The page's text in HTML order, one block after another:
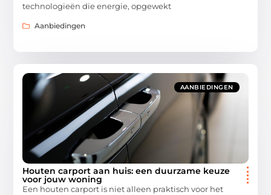
technologieën die energie, opgewekt
Aanbiedingen
AANBIEDINGEN
Houten carport aan huis: een duurzame keuze
voor jouw woning
Een houten carport is niet alleen praktisch voor het